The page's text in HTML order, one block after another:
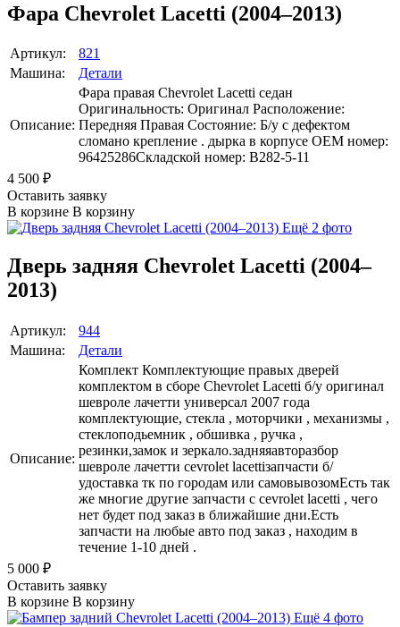
Фара Chevrolet Lacetti (2004–2013)
Артикул:
821
Машина:
Детали
Описание:
Фара правая Chevrolet Lacetti седан
Оригинальность: Оригинал Расположение:
Передняя Правая Состояние: Б/у с дефектом
сломано крепление . дырка в корпусе OEM номер:
96425286Складской номер: B282-5-11
4 500 ₽
Оставить заявку
В корзине В корзину
Ещё 2 фото
Дверь задняя Chevrolet Lacetti (2004–
2013)
Артикул:
944
Машина:
Детали
Описание:
Комплект Комплектующие правых дверей
комплектом в сборе Chevrolet Lacetti б/у оригинал
шевроле лачетти универсал 2007 года
комплектующие, стекла , моторчики , механизмы ,
стеклоподьемник , обшивка , ручка ,
резинки,замок и зеркало.задняяавторазбор
шевроле лачетти cevrolet lacettiзапчасти б/
удоставка тк по городам или самовывозомЕсть так
же многие другие запчасти с cevrolet lacetti , чего
нет будет под заказ в ближайшие дни.Есть
запчасти на любые авто под заказ , находим в
течение 1-10 дней .
5 000 ₽
Оставить заявку
В корзине В корзину
Ещё 4 фото